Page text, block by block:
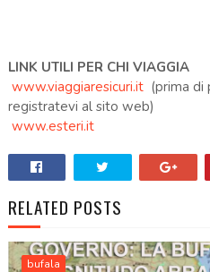
LINK UTILI PER CHI VIAGGIA
www.viaggiaresicuri.it(prima di
registratevi al sito web)
www.esteri.it
RELATED POSTS
bufala